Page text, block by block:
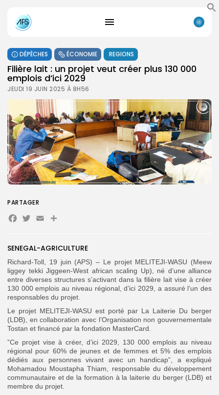
for:
Button
FR
DÉPÊCHES ÉCONOMIE REGIONS
Filière lait : un projet veut créer plus 130 000
emplois d’ici 2029
JEUDI 19 JUIN 2025 À 8H56
SENEGAL-AGRICULTURE
Richard-Toll, 19 juin (APS) – Le projet MELITEJI-WASU (Meew
liggey tekki Jiggeen-West african scaling Up), né d’une alliance
entre diverses structures s’activant dans la filière lait vise à créer
130 000 emplois au niveau régional, d’ici 2029, a assuré l’un des
responsables du projet.
Le projet MELITEJI-WASU est porté par La Laiterie Du berger
(LDB), en collaboration avec l’Organisation non gouvernementale
Tostan et financé par la fondation MasterCard.
”Ce projet vise à créer, d’ici 2029, 130 000 emplois au niveau
régional pour 60% de jeunes et de femmes et 5% des emplois
dédiés aux personnes vivant avec un handicap”, a expliqué
Mohamadou Moustapha Thiam, responsable du développement
communautaire et de la formation à la laiterie du berger (LDB) et
membre du projet.
PARTAGER
Facebook
Twitter
EmailPartager